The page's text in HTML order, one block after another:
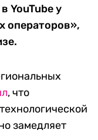
YouTube у
операторов»,
, что
замедляет